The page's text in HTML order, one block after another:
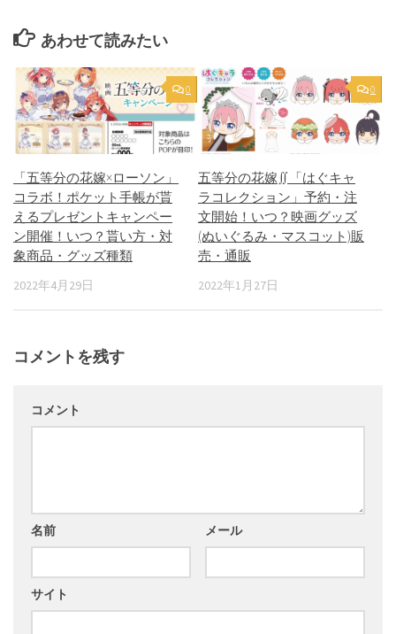
あわせて読みたい
0
「五等分の花嫁×ローソン」
コラボ！ポケット手帳が貰
えるプレゼントキャンペー
ン開催！いつ？貰い方・対
象商品・グッズ種類
2022年4月29日
0
五等分の花嫁∬「はぐキャ
ラコレクション」予約・注
文開始！いつ？映画グッズ
(ぬいぐるみ・マスコット)販
売・通販
2022年1月27日
コメントを残す
コメント
名前 メール
サイト